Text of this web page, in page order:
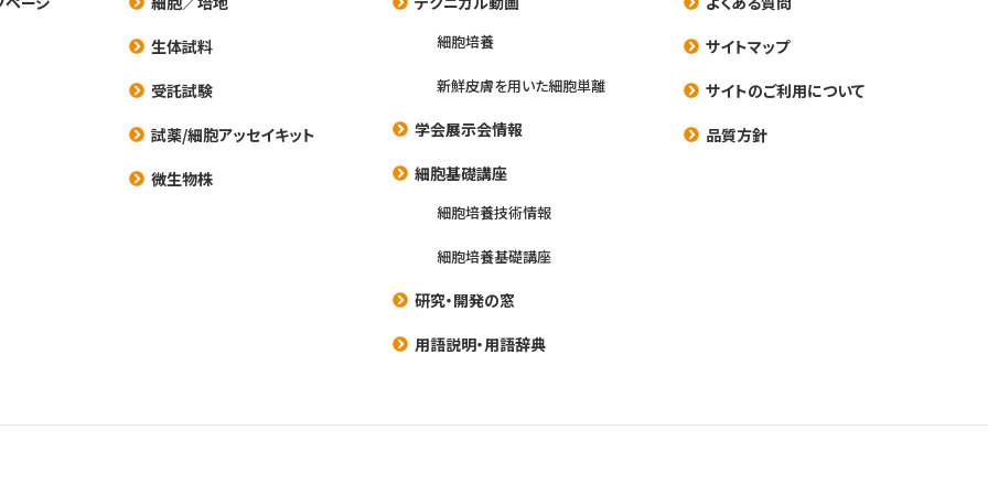
生体試料
受託試験
試薬/細胞アッセイキット
微生物株
細胞培養
新鮮皮膚を用いた細胞単離
学会展示会情報
細胞基礎講座
細胞培養技術情報
細胞培養基礎講座
研究・開発の窓
用語説明・用語辞典
サイトマップ
サイトのご利用について
品質方針